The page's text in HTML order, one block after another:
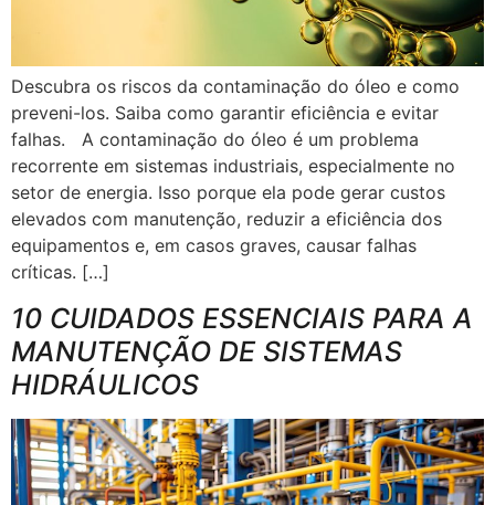
Descubra os riscos da contaminação do óleo e como
preveni-los. Saiba como garantir eficiência e evitar
falhas. A contaminação do óleo é um problema
recorrente em sistemas industriais, especialmente no
setor de energia. Isso porque ela pode gerar custos
elevados com manutenção, reduzir a eficiência dos
equipamentos e, em casos graves, causar falhas
críticas. […]
10 CUIDADOS ESSENCIAIS PARA A
MANUTENÇÃO DE SISTEMAS
HIDRÁULICOS